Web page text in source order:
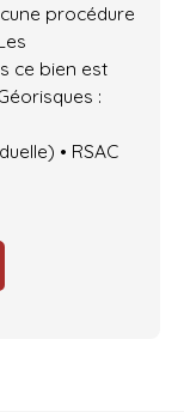
procédure
ce bien est
:
• RSAC